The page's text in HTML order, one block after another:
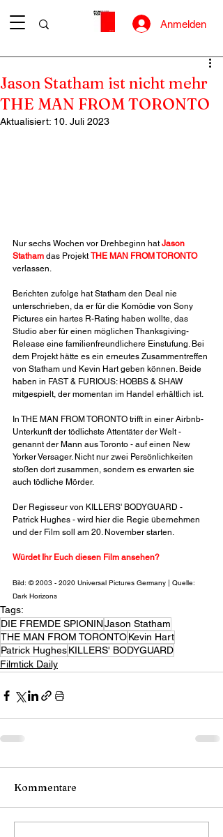
Anmelden
Jason Statham ist nicht mehr
THE MAN FROM TORONTO
Aktualisiert: 10. Juli 2023
Nur sechs Wochen vor Drehbeginn hat Jason
Statham das Projekt THE MAN FROM TORONTO
verlassen.
Berichten zufolge hat Statham den Deal nie
unterschrieben, da er für die Komödie von Sony
Pictures ein hartes R-Rating haben wollte, das
Studio aber für einen möglichen Thanksgiving-
Release eine familienfreundlichere Einstufung. Bei
dem Projekt hätte es ein erneutes Zusammentreffen
von Statham und Kevin Hart geben können. Beide
haben in FAST & FURIOUS: HOBBS & SHAW
mitgespielt, der momentan im Handel erhältlich ist.
In THE MAN FROM TORONTO trifft in einer Airbnb-
Unterkunft der tödlichste Attentäter der Welt -
genannt der Mann aus Toronto - auf einen New
Yorker Versager. Nicht nur zwei Persönlichkeiten
stoßen dort zusammen, sondern es erwarten sie
auch tödliche Mörder.
Der Regisseur von KILLERS' BODYGUARD -
Patrick Hughes - wird hier die Regie übernehmen
und der Film soll am 20. November starten.
Würdet Ihr Euch diesen Film ansehen?
Bild: © 2003 - 2020 Universal Pictures Germany | Quelle:
Dark Horizons
Tags:
DIE FREMDE SPIONINJason Statham
THE MAN FROM TORONTOKevin Hart
Patrick HughesKILLERS' BODYGUARD
Filmtick Daily
Kommentare